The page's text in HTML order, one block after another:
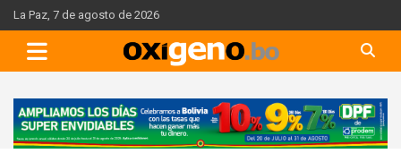
Skip
to
content
La Paz, 7 de agosto de 2026
A
d